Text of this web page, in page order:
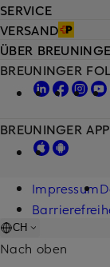
SERVICE
VERSAND
ÜBER
BREUNINGER
BREUNINGER APP
Impressum
CH
Nach oben